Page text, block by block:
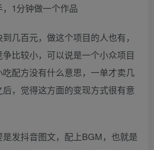
1分钟做一个作品
几百元，做这个项目的人也有，
比较小，可以说是一个小众项目
配方没有什么意思，一单才卖几
，觉得这方面的变现方式很有意
发抖音图文，配上BGM，也就是